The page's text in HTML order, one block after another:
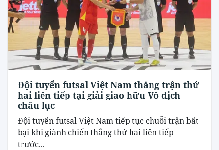
Đội tuyển futsal Việt Nam thắng trận thứ
hai liên tiếp tại giải giao hữu Vô địch
châu lục
Đội tuyển futsal Việt Nam tiếp tục chuỗi trận bất
bại khi giành chiến thắng thứ hai liên tiếp
trước...